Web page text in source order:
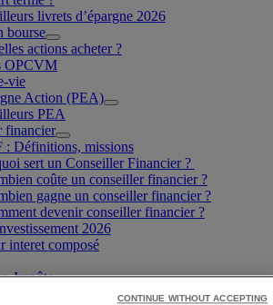
livrets d’épargne 2026
bourse
actions acheter ?
OPCVM
vie
Action (PEA)
PEA
financier
: Définitions, missions
sert un Conseiller Financier ?
coûte un conseiller financier ?
gagne un conseiller financier ?
devenir conseiller financier ?
2026
interet composé
Impôts
à la déclaration d’impôtsCONTINUE WITHOUT ACCEPTING